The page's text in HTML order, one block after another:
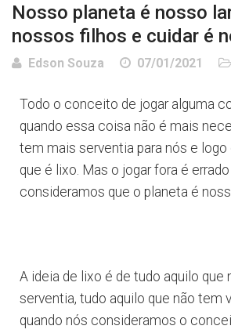
Nosso planeta é nosso
nossos filhos e cuidar é
Edson Souza 07/01/2021
Todo o conceito de jogar alguma
quando essa coisa não é mais
tem mais serventia para nós e
que é lixo. Mas o jogar fora é
consideramos que o planeta é
A ideia de lixo é de tudo aquilo que
serventia, tudo aquilo que não tem
quando nós consideramos o